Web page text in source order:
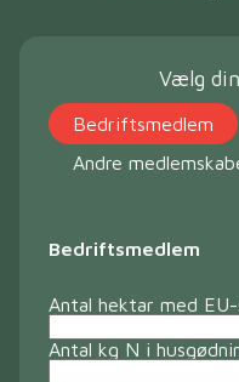
Vælg
Bedriftsmedlem
Andre
Bedriftsmedlem
Antal hektar med
Antal kg N i